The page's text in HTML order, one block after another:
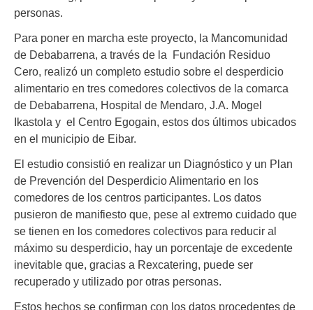
personas.
Para poner en marcha este proyecto, la Mancomunidad
de Debabarrena, a través de la Fundación Residuo
Cero, realizó un completo estudio sobre el desperdicio
alimentario en tres comedores colectivos de la comarca
de Debabarrena, Hospital de Mendaro, J.A. Mogel
Ikastola y el Centro Egogain, estos dos últimos ubicados
en el municipio de Eibar.
El estudio consistió en realizar un Diagnóstico y un Plan
de Prevención del Desperdicio Alimentario en los
comedores de los centros participantes. Los datos
pusieron de manifiesto que, pese al extremo cuidado que
se tienen en los comedores colectivos para reducir al
máximo su desperdicio, hay un porcentaje de excedente
inevitable que, gracias a Rexcatering, puede ser
recuperado y utilizado por otras personas.
Estos hechos se confirman con los datos procedentes de